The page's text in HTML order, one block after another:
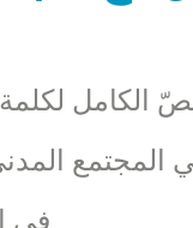
الكامل
المجتمع
في